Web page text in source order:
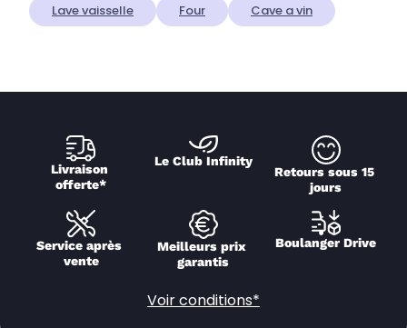
Lave vaisselle Four Cave a vin
Livraison
offerte*
Le Club Infinity
Retours sous 15
jours
Service après
vente
Meilleurs prix
garantis
Boulanger Drive
Voir conditions*